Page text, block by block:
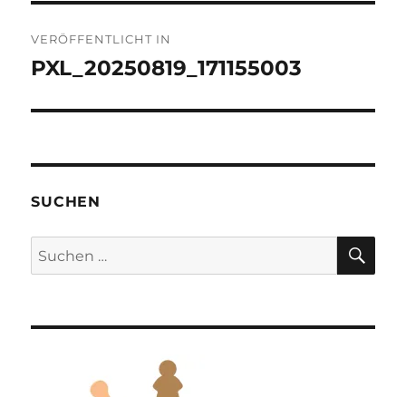
VERÖFFENTLICHT IN
PXL_20250819_171155003
SUCHEN
Suchen
nach: